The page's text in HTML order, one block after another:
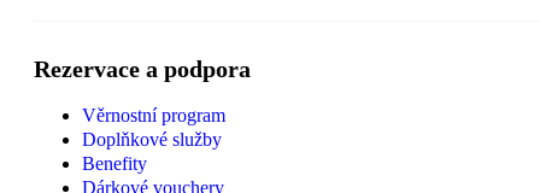
Rezervace a podpora
Věrnostní program
Doplňkové služby
Benefity
Dárkové vouchery